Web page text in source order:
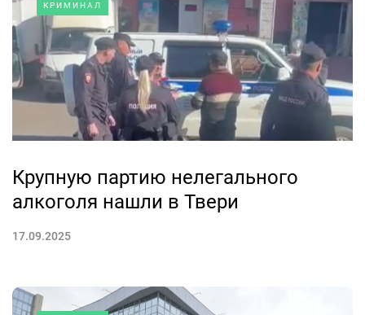
КРИМИНАЛ
Крупную партию нелегального
алкоголя нашли в Твери
17.09.2025